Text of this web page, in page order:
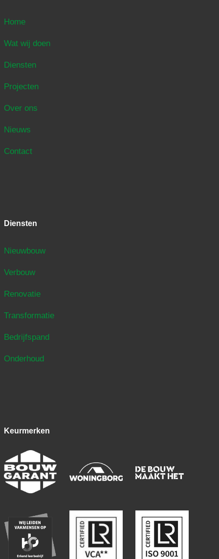
Home
Wat wij doen
Diensten
Projecten
Over ons
Nieuws
Contact
Diensten
Nieuwbouw
Verbouw
Renovatie
Transformatie
Bedrijfspand
Onderhoud
Keurmerken